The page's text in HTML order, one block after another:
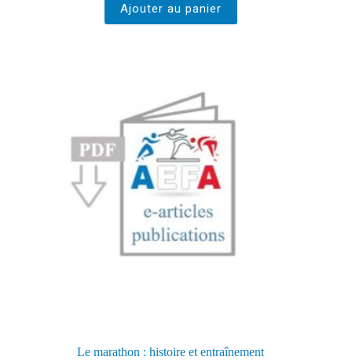
Ajouter au panier
Le marathon : histoire et entraînement